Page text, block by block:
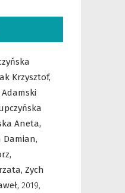
Krzysztof,
Adamski
Aneta,
Damian,
Zych
2019,